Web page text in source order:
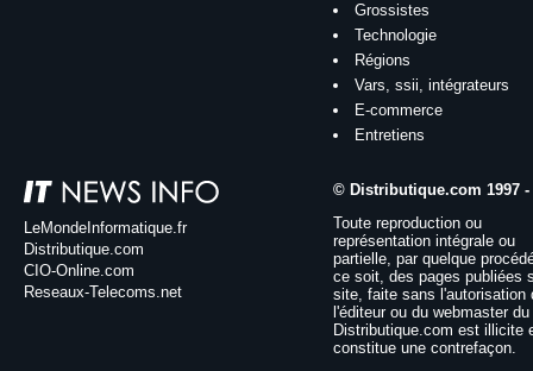
Grossistes
Technologie
Régions
Vars, ssii, intégrateurs
E-commerce
Entretiens
LeMondeInformatique.fr
Distributique.com
CIO-Online.com
Reseaux-Telecoms.net
© Distributique.com 1997 -
Toute reproduction ou
représentation intégrale ou
partielle, par quelque
ce soit, des pages publiées
site, faite sans l'autorisation
l'éditeur ou du webmaster
Distributique.com est illicite
constitue une contrefaçon.